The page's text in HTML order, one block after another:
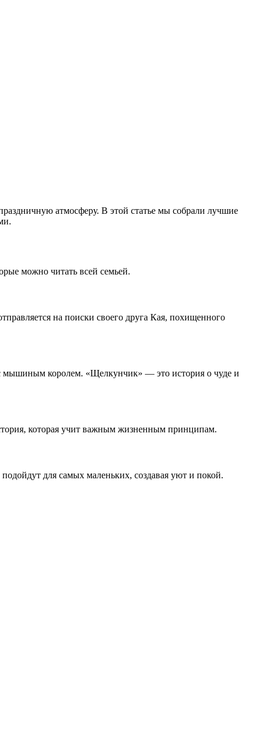
атмосферу. В этой статье мы собрали лучшие
можно читать всей семьей.
на поиски своего друга Кая, похищенного
мышиным королем. «Щелкунчик» — это история о чуде и
которая учит важным жизненным принципам.
для самых маленьких, создавая уют и покой.